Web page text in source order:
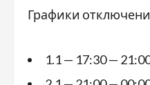
Графики
1.1 — 17:30 —